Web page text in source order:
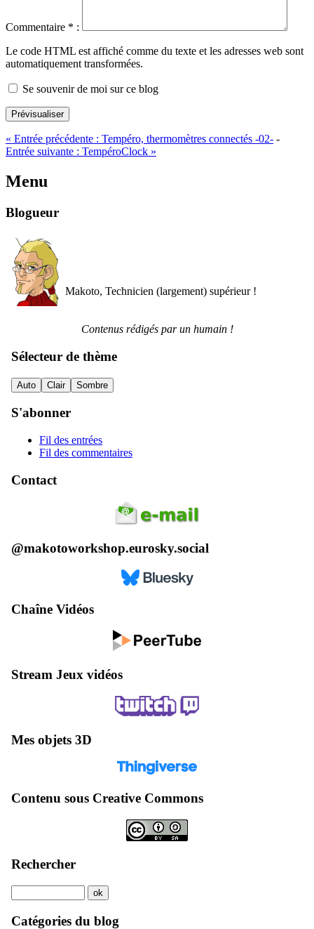
Commentaire * :
Le code HTML est affiché comme du texte et les adresses web sont
automatiquement transformées.
Se souvenir de moi sur ce blog
Prévisualiser
« Entrée précédente : Tempéro, thermomètres connectés -02- -
Entrée suivante : TempéroClock »
Menu
Blogueur
Makoto, Technicien (largement) supérieur !
Contenus rédigés par un humain !
Sélecteur de thème
Auto Clair Sombre
S'abonner
Fil des entrées
Fil des commentaires
Contact
@makotoworkshop.eurosky.social
Chaîne Vidéos
Stream Jeux vidéos
Mes objets 3D
Contenu sous Creative Commons
Rechercher
Catégories du blog